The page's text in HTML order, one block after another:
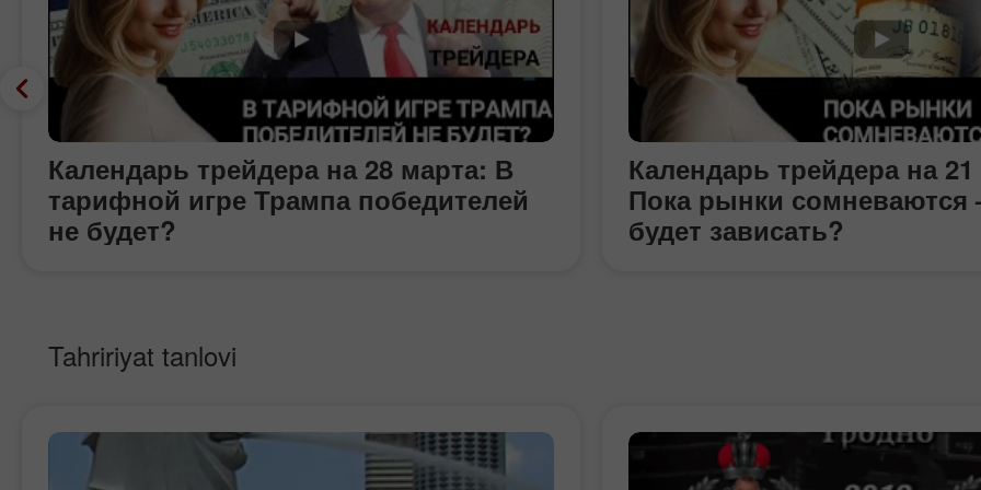
Календарь трейдера на 28 марта: В
тарифной игре Трампа победителей
не будет?
Календарь трейдера на
Пока рынки сомневаются
будет зависать?
Tahririyat tanlovi